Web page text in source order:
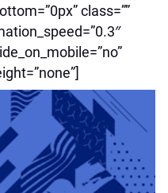
class=””